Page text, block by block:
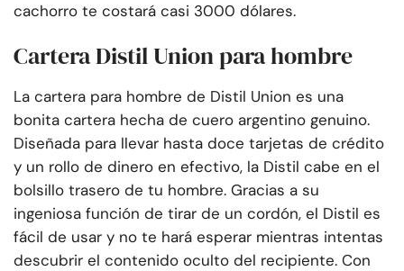
cachorro te costará casi 3000 dólares.
Cartera Distil Union para hombre
La cartera para hombre de Distil Union es una
bonita cartera hecha de cuero argentino genuino.
Diseñada para llevar hasta doce tarjetas de crédito
y un rollo de dinero en efectivo, la Distil cabe en el
bolsillo trasero de tu hombre. Gracias a su
ingeniosa función de tirar de un cordón, el Distil es
fácil de usar y no te hará esperar mientras intentas
descubrir el contenido oculto del recipiente. Con